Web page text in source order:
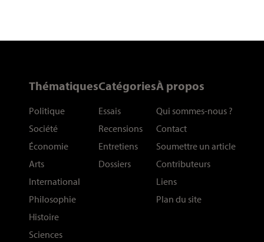
Thématiques
Politique
Société
Économie
Arts
International
Philosophie
Histoire
Sciences
Catégories
Essais
Recensions
Entretiens
Dossiers
À propos
Qui sommes-nous ?
Contact
Soumettre un article
Contributeurs
Liens
Plan du site